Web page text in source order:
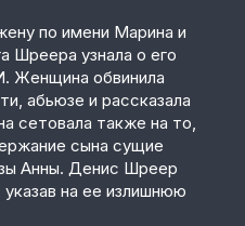
по имени Марина и
Шреера узнала о его
Женщина обвинила
абьюзе и рассказала
сетовала также на то,
сына сущие
Анны. Денис Шреер
указав на ее излишнюю